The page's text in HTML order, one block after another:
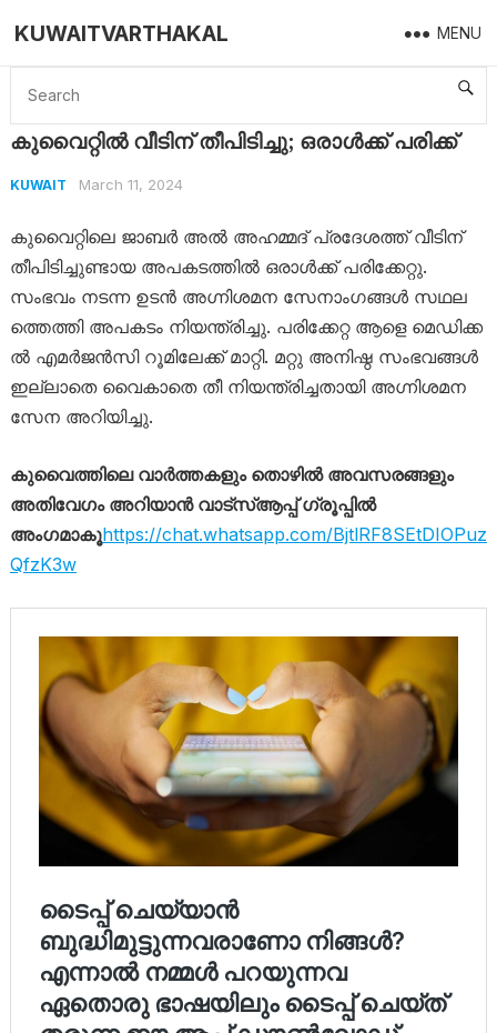
KUWAITVARTHAKAL MENU
Home Kuwait
കുവൈറ്റിൽ വീടിന് തീപിടിച്ചു; ഒരാൾക്ക് പരിക്ക്
KUWAIT March 11, 2024
കുവൈറ്റിലെ ജാ​ബ​ർ അ​ൽ അ​ഹ​മ്മ​ദ് പ്ര​ദേ​ശ​ത്ത് വീ​ടി​ന്
തീ​പി​ടിച്ചുണ്ടായ അപകടത്തിൽ ഒ​രാ​ൾ​ക്ക് പ​രി​ക്കേ​റ്റു.
സംഭവം നടന്ന ഉടൻ അ​ഗ്നി​ശ​മ​ന സേ​നാം​ഗ​ങ്ങ​ൾ സ​ഥ​ല​
ത്തെ​ത്തി അ​പ​ക​ടം നി​യ​ന്ത്രി​ച്ചു. പ​രി​ക്കേ​റ്റ ആ​ളെ മെ​ഡി​ക്ക​
ൽ എ​മ​ർ​ജ​ൻ​സി റൂ​മി​ലേ​ക്ക് മാ​റ്റി. മ​റ്റു അനിഷ്ഠ സം​ഭ​വ​ങ്ങ​ൾ
ഇ​ല്ലാ​തെ വൈ​കാ​തെ തീ ​നി​യ​ന്ത്രി​ച്ച​താ​യി അ​ഗ്നി​ശ​മ​ന
സേ​ന അ​റി​യി​ച്ചു.
കുവൈത്തിലെ വാർത്തകളും തൊഴിൽ അവസരങ്ങളും
അതിവേഗം അറിയാൻ വാട്സ്ആപ്പ് ഗ്രൂപ്പിൽ
അംഗമാകൂhttps://chat.whatsapp.com/BjtlRF8SEtDIOPuz
QfzK3w